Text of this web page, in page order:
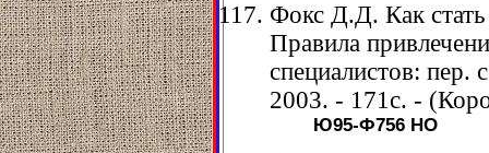
Фокс Д.Д. Как
Правила
специалистов:
2003. - 171с. -
Ю95-Ф756 НО